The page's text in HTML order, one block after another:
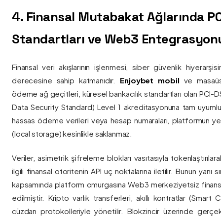
4. Finansal Mutabakat Ağlarında
Standartları ve Web3
Finansal veri akışlarının işlenmesi, siber güvenlik
derecesine sahip katmanıdır. Enjoybet mobil ve
ödeme ağ geçitleri, küresel bankacılık standartları olan PCI-
Data Security Standard) Level 1 akreditasyonuna tam
hassas ödeme verileri veya hesap numaraları, platformun
(local storage) kesinlikle saklanmaz.
Veriler, asimetrik şifreleme blokları vasıtasıyla
ilgili finansal otoritenin API uç noktalarına iletilir. Bunun yanı
kapsamında platform omurgasına Web3 merkeziyetsiz
edilmiştir. Kripto varlık transferleri, akıllı kontratlar (Smart
cüzdan protokolleriyle yönetilir. Blokzincir üzerinde